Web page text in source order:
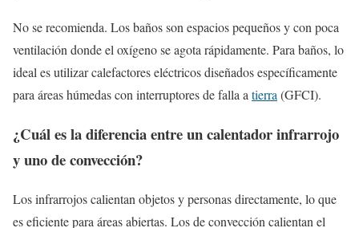
No se recomienda. Los baños son espacios pequeños y con poca
ventilación donde el oxígeno se agota rápidamente. Para baños, lo
ideal es utilizar calefactores eléctricos diseñados específicamente
para áreas húmedas con interruptores de falla a tierra (GFCI).
¿Cuál es la diferencia entre un calentador infrarrojo
y uno de convección?
Los infrarrojos calientan objetos y personas directamente, lo que
es eficiente para áreas abiertas. Los de convección calientan el